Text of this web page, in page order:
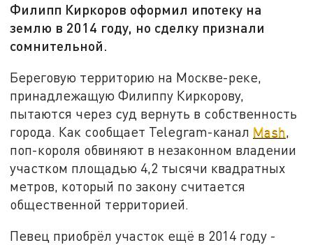
Филипп Киркоров оформил ипотеку на
землю в 2014 году, но сделку признали
сомнительной.
Береговую территорию на Москве-реке,
принадлежащую Филиппу Киркорову,
пытаются через суд вернуть в собственность
города. Как сообщает Telegram-канал Mash,
поп-короля обвиняют в незаконном владении
участком площадью 4,2 тысячи квадратных
метров, который по закону считается
общественной территорией.
Певец приобрёл участок ещё в 2014 году -